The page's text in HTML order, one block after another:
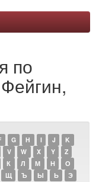
по
G H I J
K
V W X Y
Z
К Л М Н
О
Щ Ъ Ы Ь
Э